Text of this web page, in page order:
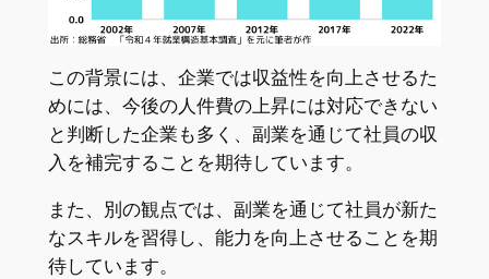
この背景には、企業では収益性を向上させるた
めには、今後の人件費の上昇には対応できない
と判断した企業も多く、副業を通じて社員の収
入を補完することを期待しています。
また、別の観点では、副業を通じて社員が新た
なスキルを習得し、能力を向上させることを期
待しています。